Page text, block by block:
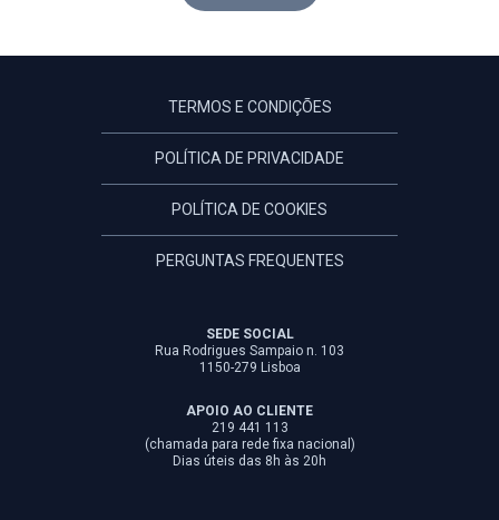
TERMOS E CONDIÇÕES
POLÍTICA DE PRIVACIDADE
POLÍTICA DE COOKIES
PERGUNTAS FREQUENTES
SEDE SOCIAL
Rua Rodrigues Sampaio n. 103
1150-279 Lisboa
APOIO AO CLIENTE
219 441 113
(chamada para rede fixa nacional)
Dias úteis das 8h às 20h